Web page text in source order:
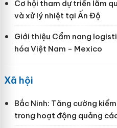
Cơ hội tham dự triển lãm
và xử lý nhiệt tại Ấn Độ
Giới thiệu Cẩm nang
hóa Việt Nam - Mexico
Xã hội
Bắc Ninh: Tăng cường
trong hoạt động quảng